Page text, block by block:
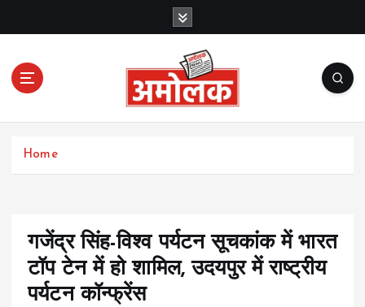
c
Amolak News
Home
गजेंद्र सिंह-विश्व पर्यटन सूचकांक में भारत
टॉप टेन में हो शामिल, उदयपुर में राष्ट्रीय
पर्यटन कॉन्फ्रेंस